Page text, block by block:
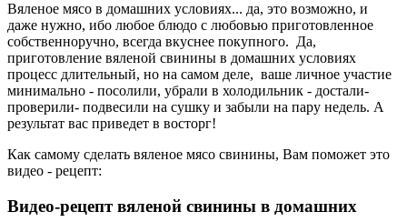
Вяленое мясо в домашних условиях... да, это возможно, и
даже нужно, ибо любое блюдо с любовью приготовленное
собственноручно, всегда вкуснее покупного. Да,
приготовление вяленой свинины в домашних условиях
процесс длительный, но на самом деле, ваше личное участие
минимально - посолили, убрали в холодильник - достали-
проверили- подвесили на сушку и забыли на пару недель. А
результат вас приведет в восторг!
Как самому сделать вяленое мясо свинины, Вам поможет это
видео - рецепт:
Видео-рецепт вяленой свинины в домашних